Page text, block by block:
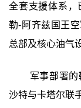
全套支援体系
勒-阿齐兹国王
总部及核心油气
军事部署的
沙特与卡塔尔联